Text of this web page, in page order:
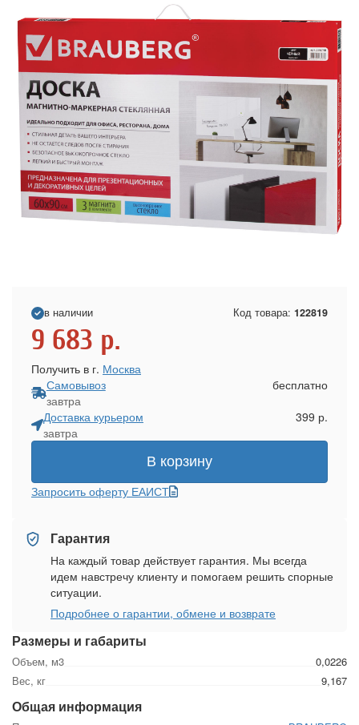
Размеры и габариты
Объем, м3
0,0226
Вес, кг
9,167
Общая информация
в наличии Код товара: 122819
9 683 р.
Получить в г. Москва
Самовывоз
завтра
бесплатно
Доставка курьером
завтра
399 р.
В корзину
Запросить оферту ЕАИСТ
Гарантия
На каждый товар действует гарантия. Мы всегда
идем навстречу клиенту и помогаем решить спорные
ситуации.
Подробнее о гарантии, обмене и возврате